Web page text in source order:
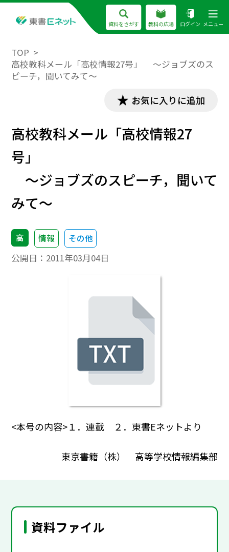
資料をさがす 教科の広場 ログイン メニュー
TOP
高校教科メール「高校情報27号」 ～ジョブズのス
ピーチ，聞いてみて～
お気に入りに追加
高校教科メール「高校情報27
号」
～ジョブズのスピーチ，聞いて
みて～
高 情報 その他
公開日： 2011年03月04日
<本号の内容>１．連載 ２．東書Eネットより
東京書籍（株） 高等学校情報編集部
資料ファイル